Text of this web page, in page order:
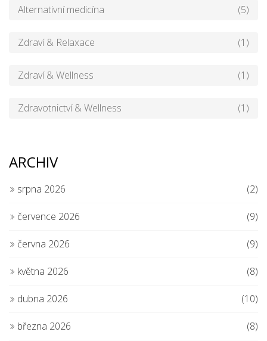
Alternativní medicína (5)
Zdraví & Relaxace (1)
Zdraví & Wellness (1)
Zdravotnictví & Wellness (1)
ARCHIV
srpna 2026 (2)
července 2026 (9)
června 2026 (9)
května 2026 (8)
dubna 2026 (10)
března 2026 (8)